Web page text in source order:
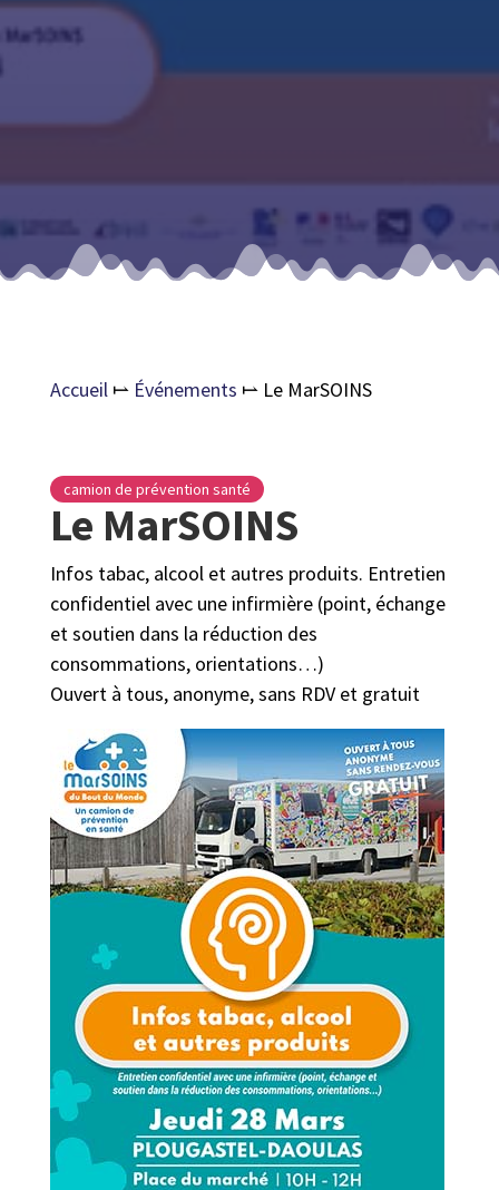
Accueil⥛ Événements ⥛ Le MarSOINS
camion de prévention santé
Le MarSOINS
Infos tabac, alcool et autres produits. Entretien
confidentiel avec une infirmière (point, échange
et soutien dans la réduction des
consommations, orientations…)
Ouvert à tous, anonyme, sans RDV et gratuit